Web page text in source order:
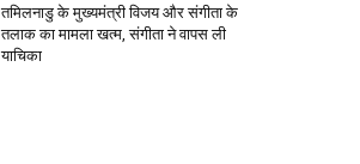
तमिलनाडु के मुख्यमंत्री विजय और संगीता के
तलाक का मामला खत्म, संगीता ने वापस ली
याचिका